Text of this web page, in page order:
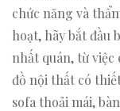
chức năng và
hoạt, hãy bắt đầu
nhất quán, từ việc
đồ nội thất có
sofa thoải mái,